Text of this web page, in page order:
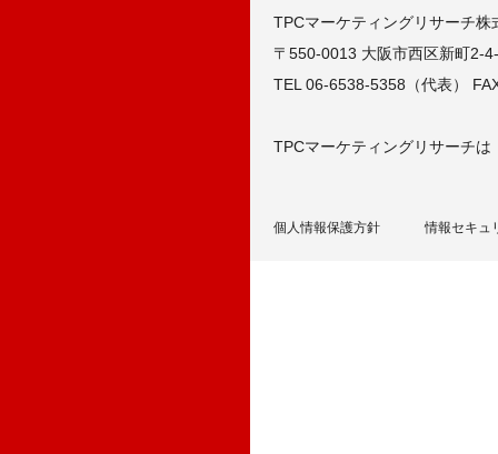
TPCマーケティングリサーチ株
〒550-0013 大阪市西区新町2-
TEL 06-6538-5358（代表）
TPCマーケティングリサーチ
個人情報保護方針 情報セキュ